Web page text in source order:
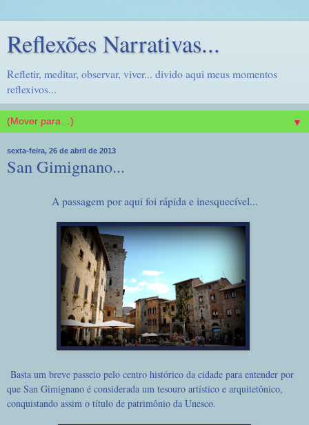
Reflexões Narrativas...
Refletir, meditar, observar, viver... divido aqui meus momentos
reflexivos...
▼
sexta-feira, 26 de abril de 2013
San Gimignano...
A passagem por aqui foi rápida e inesquecível...
Basta um breve passeio pelo centro histórico da cidade para entender por
que San Gimignano é considerada um tesouro artístico e arquitetônico,
conquistando assim o título de patrimônio da Unesco.